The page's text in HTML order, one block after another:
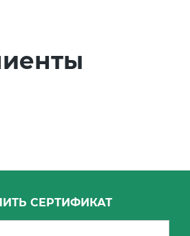
СЕРТИФИКАТ